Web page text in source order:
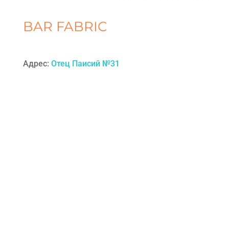
BAR FABRIC
Адрес: Отец Паисий №31